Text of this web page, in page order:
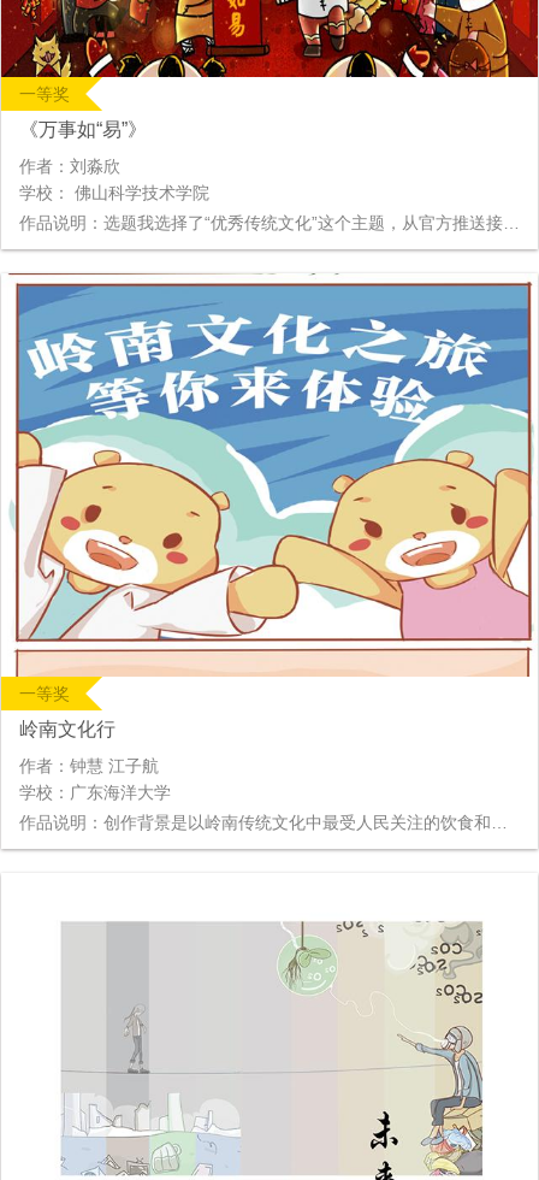
一等奖
《万事如“易”》
作者：刘淼欣
学校： 佛山科学技术学院
一等奖
岭南文化行
作者：钟慧 江子航
学校：广东海洋大学